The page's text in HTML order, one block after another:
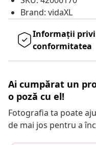
Brand: vidaXL
Informații
conformitatea
Ai cumpărat un
o poză cu el!
Fotografia ta poate
de mai jos pentru a